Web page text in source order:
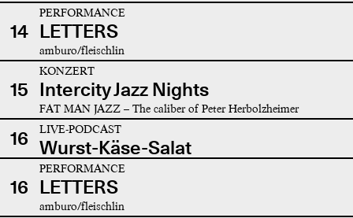
14
PERFORMANCE
LETTERS
amburo/fleischlin
15
KONZERT
Intercity Jazz Nights
FAT MAN JAZZ – The caliber of Peter Herbolzheimer
16 LIVE-PODCAST
Wurst-Käse-Salat
16
PERFORMANCE
LETTERS
amburo/fleischlin